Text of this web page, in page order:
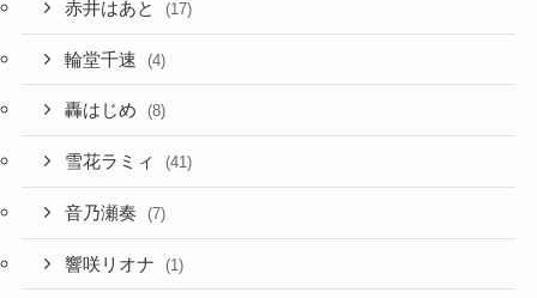
赤井はあと (17)
輪堂千速 (4)
轟はじめ (8)
雪花ラミィ (41)
音乃瀬奏 (7)
響咲リオナ (1)